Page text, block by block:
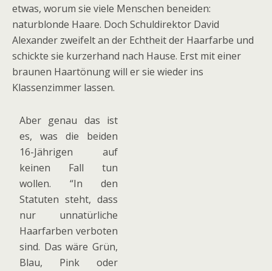
etwas, worum sie viele Menschen beneiden:
naturblonde Haare. Doch Schuldirektor David
Alexander zweifelt an der Echtheit der Haarfarbe und
schickte sie kurzerhand nach Hause. Erst mit einer
braunen Haartönung will er sie wieder ins
Klassenzimmer lassen.
Aber genau das ist
es, was die beiden
16-Jährigen auf
keinen Fall tun
wollen. “In den
Statuten steht, dass
nur unnatürliche
Haarfarben verboten
sind. Das wäre Grün,
Blau, Pink oder